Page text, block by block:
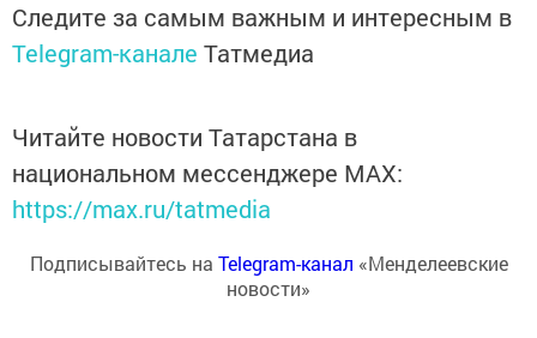
Следите за самым важным и интересным в
Telegram-канале Татмедиа
Читайте новости Татарстана в
национальном мессенджере MАХ:
https://max.ru/tatmedia
Подписывайтесь на Telegram-канал «Менделеевские
новости»